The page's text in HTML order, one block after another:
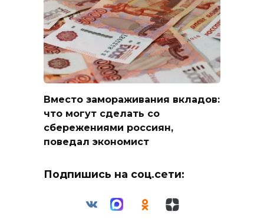
Вместо замораживания вкладов:
что могут сделать со
сбережениями россиян,
поведал экономист
Подпишись на соц.сети: